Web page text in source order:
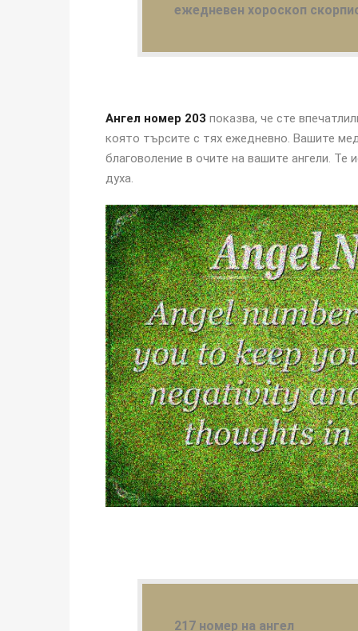
ежедневен хороскоп
Ангел номер 203 показва, че сте
която търсите с тях ежедневно. Вашите
благоволение в очите на вашите ангели.
духа.
217 номер на ангел